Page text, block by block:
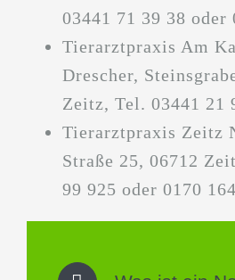
03441 71 39 38 oder
Tierarztpraxis Am
Drescher,
Zeitz, Tel. 03441 21
Tierarztpraxis Zeitz
Straße 25, 06712
99 925 oder 0170